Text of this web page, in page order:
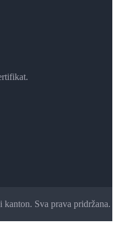
Sva prava pridržana.